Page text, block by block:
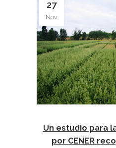
27
Nov
Un estudio para
por CENER